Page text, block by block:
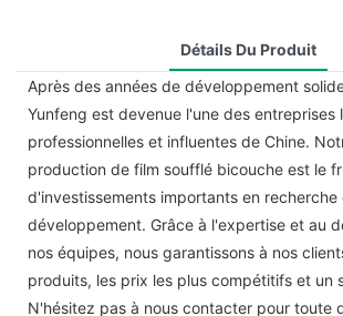
Détails Du Produit
Après des années de développement
Yunfeng est devenue l'une des entreprises
professionnelles et influentes de Chine.
production de film soufflé bicouche est le
d'investissements importants en recherche
développement. Grâce à l'expertise et au
nos équipes, nous garantissons à nos
produits, les prix les plus compétitifs et un
N'hésitez pas à nous contacter pour toute